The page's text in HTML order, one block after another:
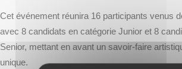
Cet événement réunira 16 participants venus
avec 8 candidats en catégorie Junior et 8
Senior, mettant en avant un savoir-faire
unique.